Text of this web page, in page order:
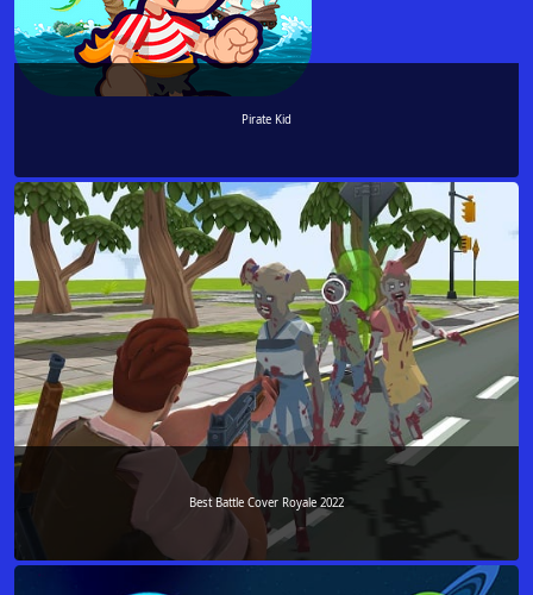
Pirate Kid
Best Battle Cover Royale 2022